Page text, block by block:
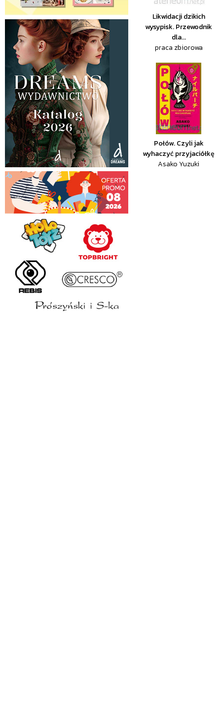
Likwidacji dzikich
wysypisk. Przewodnik
dla...
praca zbiorowa
Połów. Czyli jak
wyhaczyć przyjaciółkę
Asako Yuzuki